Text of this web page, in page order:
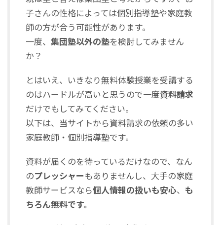
子さんの性格によっては個別指導塾や家庭教
師の方が合う可能性があります。
一度、 集団塾以外の塾を検討してみません
か？
とはいえ、いきなり無料体験授業を受講する
のはハードルが高いと思うので一度資料請求
だけでもしてみてください。
以下は、当サイトから資料請求の依頼の多い
家庭教師・個別指導塾です。
資料が届くのを待っているだけなので、なん
のプレッシャーもありませんし、大手の家庭
教師サービスなら個人情報の扱いも安心、 も
ちろん無料です。